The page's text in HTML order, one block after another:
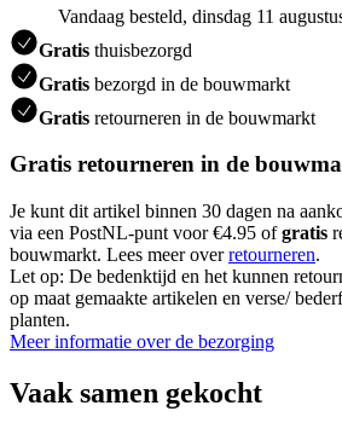
Vandaag besteld, dinsdag 11
Gratis thuisbezorgd
Gratis bezorgd in de bouwmarkt
Gratis retourneren in de bouwmarkt
Gratis retourneren in de
Je kunt dit artikel binnen 30 dagen na
via een PostNL-punt voor €4.95 ofgratis
bouwmarkt. Lees meer overretourneren.
Let op: De bedenktijd en het kunnen
op maat gemaakte artikelen en verse/
planten.
Meer informatie over de bezorging
Vaak samen gekocht